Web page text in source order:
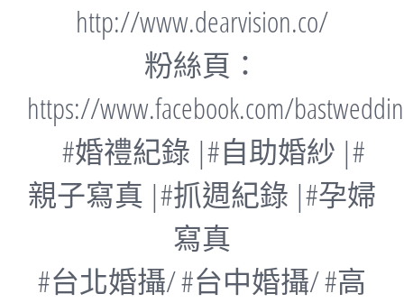
http://www.dearvision.co/
粉絲頁：
https://www.facebook.com/
#婚禮紀錄 |#自助婚紗 |#
親子寫真 |#抓週紀錄 |#孕婦
寫真
#台北婚攝/ #台中婚攝/ #高